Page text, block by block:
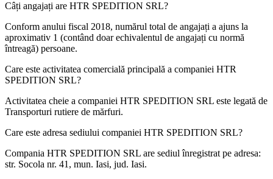
Câți angajați are HTR SPEDITION SRL?
Conform anului fiscal 2018, numărul total de angajați a ajuns la
aproximativ 1 (contând doar echivalentul de angajați cu normă
întreagă) persoane.
Care este activitatea comercială principală a companiei HTR
SPEDITION SRL?
Activitatea cheie a companiei HTR SPEDITION SRL este legată de
Transporturi rutiere de mărfuri.
Care este adresa sediului companiei HTR SPEDITION SRL?
Compania HTR SPEDITION SRL are sediul înregistrat pe adresa:
str. Socola nr. 41, mun. Iasi, jud. Iasi.